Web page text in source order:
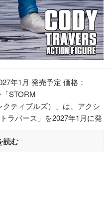
年1月 発売予定 価格：
STORM
ティブルズ）」は、アクシ
ラバース」を2027年1月に発
読む